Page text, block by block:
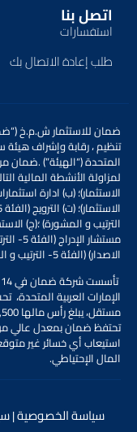
اتصل بنا
استفسارات
طلب إعادة الاتصال بك
ضمان للاستثمار ش.م.خ
تنظيم،رقابة وإشرافهيئة
المتحدة(“الهيئة”).
لمزاولة الأنشطة المالية
مستشار الإدراج (الفئة 5- الترتيب و المشورة).
الاصدار) (الفئة 5- الترتيب و المشورة).
تحتفظ ضمان بمعدل عالي
استيعاب أي خسائر غير
المال الإحتياطي.
سياسة الخصوصية|